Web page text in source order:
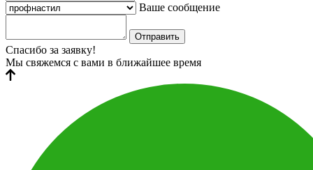
Ваше сообщение
Отправить
Спасибо за заявку!
Мы свяжемся с вами в ближайшее время